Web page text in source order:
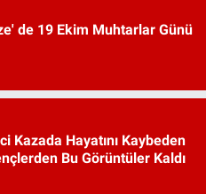
de 19 Ekim Muhtarlar Günü
Kazada Hayatını Kaybeden
Bu Görüntüler Kaldı